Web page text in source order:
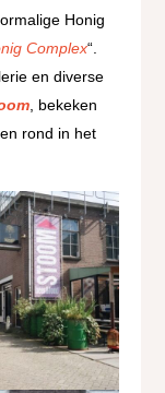
Honig
Complex“.
en diverse
, bekeken
rond in het